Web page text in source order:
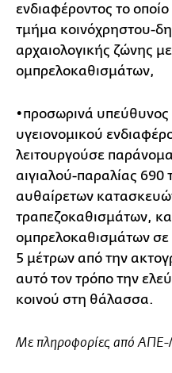
ενδιαφέροντος το
τμήμα κοινόχρηστου-
αρχαιολογικής ζώνης
ομπρελοκαθισμάτων,
•προσωρινά
υγειονομικού
λειτουργούσε
αιγιαλού-παραλίας
αυθαίρετων
τραπεζοκαθισμάτων,
ομπρελοκαθισμάτων
5 μέτρων από την
αυτό τον τρόπο την
κοινού στη θάλασσα.
Με πληροφορίες από